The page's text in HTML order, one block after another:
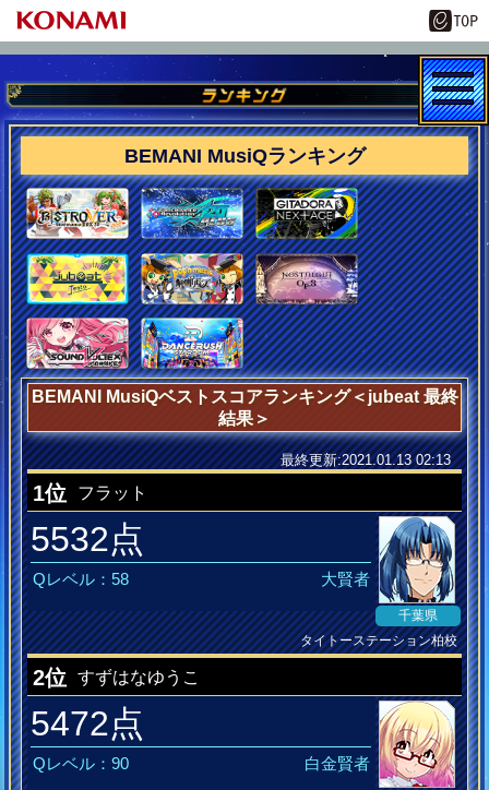
BEMANI MusiQランキング
BEMANI MusiQベストスコアランキング＜jubeat 最終
結果＞
最終更新:2021.01.13 02:13
1位 フラット
5532点
Qレベル：58 大賢者
千葉県
タイトーステーション柏校
2位 クラブ杯ランカー
すずはなゆうこ
5472点
Qレベル：90 白金賢者